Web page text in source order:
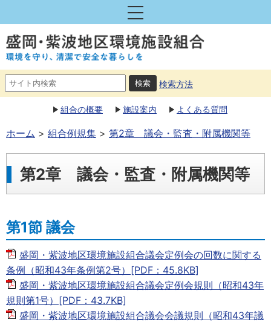
検索方法
組合の概要 施設案内 よくある質問
ホーム 組合例規集 第2章 議会・監査・附属機関等
第2章 議会・監査・附属機関等
第1節 議会
盛岡・紫波地区環境施設組合議会定例会の回数に関する
条例（昭和43年条例第2号）[PDF：45.8KB]
盛岡・紫波地区環境施設組合議会定例会規則（昭和43年
規則第1号）[PDF：43.7KB]
盛岡・紫波地区環境施設組合議会会議規則（昭和43年議